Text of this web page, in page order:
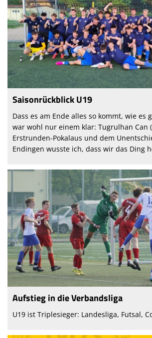
Saisonrückblick U19
Dass es am Ende alles so kommt, wie es
war wohl nur einem klar: Tugrulhan Can
Erstrunden-Pokalaus und dem
Endingen wusste ich, dass wir das Ding
Aufstieg in die Verbandsliga
U19 ist Triplesieger: Landesliga, Futsal,